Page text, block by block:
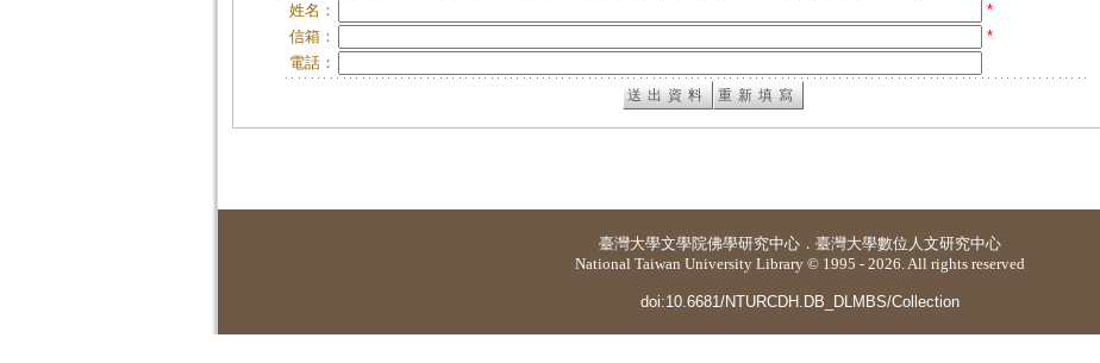
姓名：
*
信箱：
*
電話：
臺灣大學文學院佛學研究中心 ． 臺灣大學數位人文研究中心
National Taiwan University Library © 1995 - 2026. All rights reserved
doi:10.6681/NTURCDH.DB_DLMBS/Collection